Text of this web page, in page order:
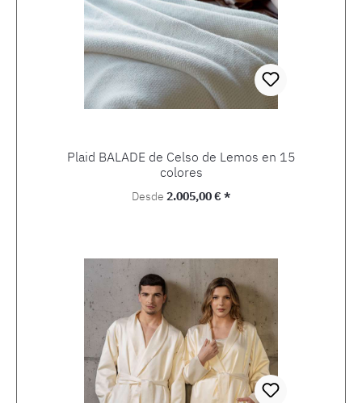
Plaid BALADE de Celso de Lemos en 15
colores
Precio normal:
Desde 2.005,00 € *